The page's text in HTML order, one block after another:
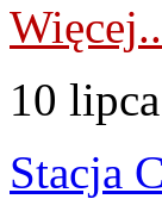
10
Stacja